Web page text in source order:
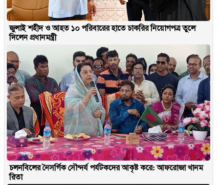
জুলাই শহীদ ও আহত ১০ পরিবারের হাতে চাকরির নিয়োগপত্র তুলে
দিলেন প্রধানমন্ত্রী
চলনবিলের নৈসর্গিক সৌন্দর্য পর্যটকদের আকৃষ্ট করে: আফরোজা খানম
রিতা